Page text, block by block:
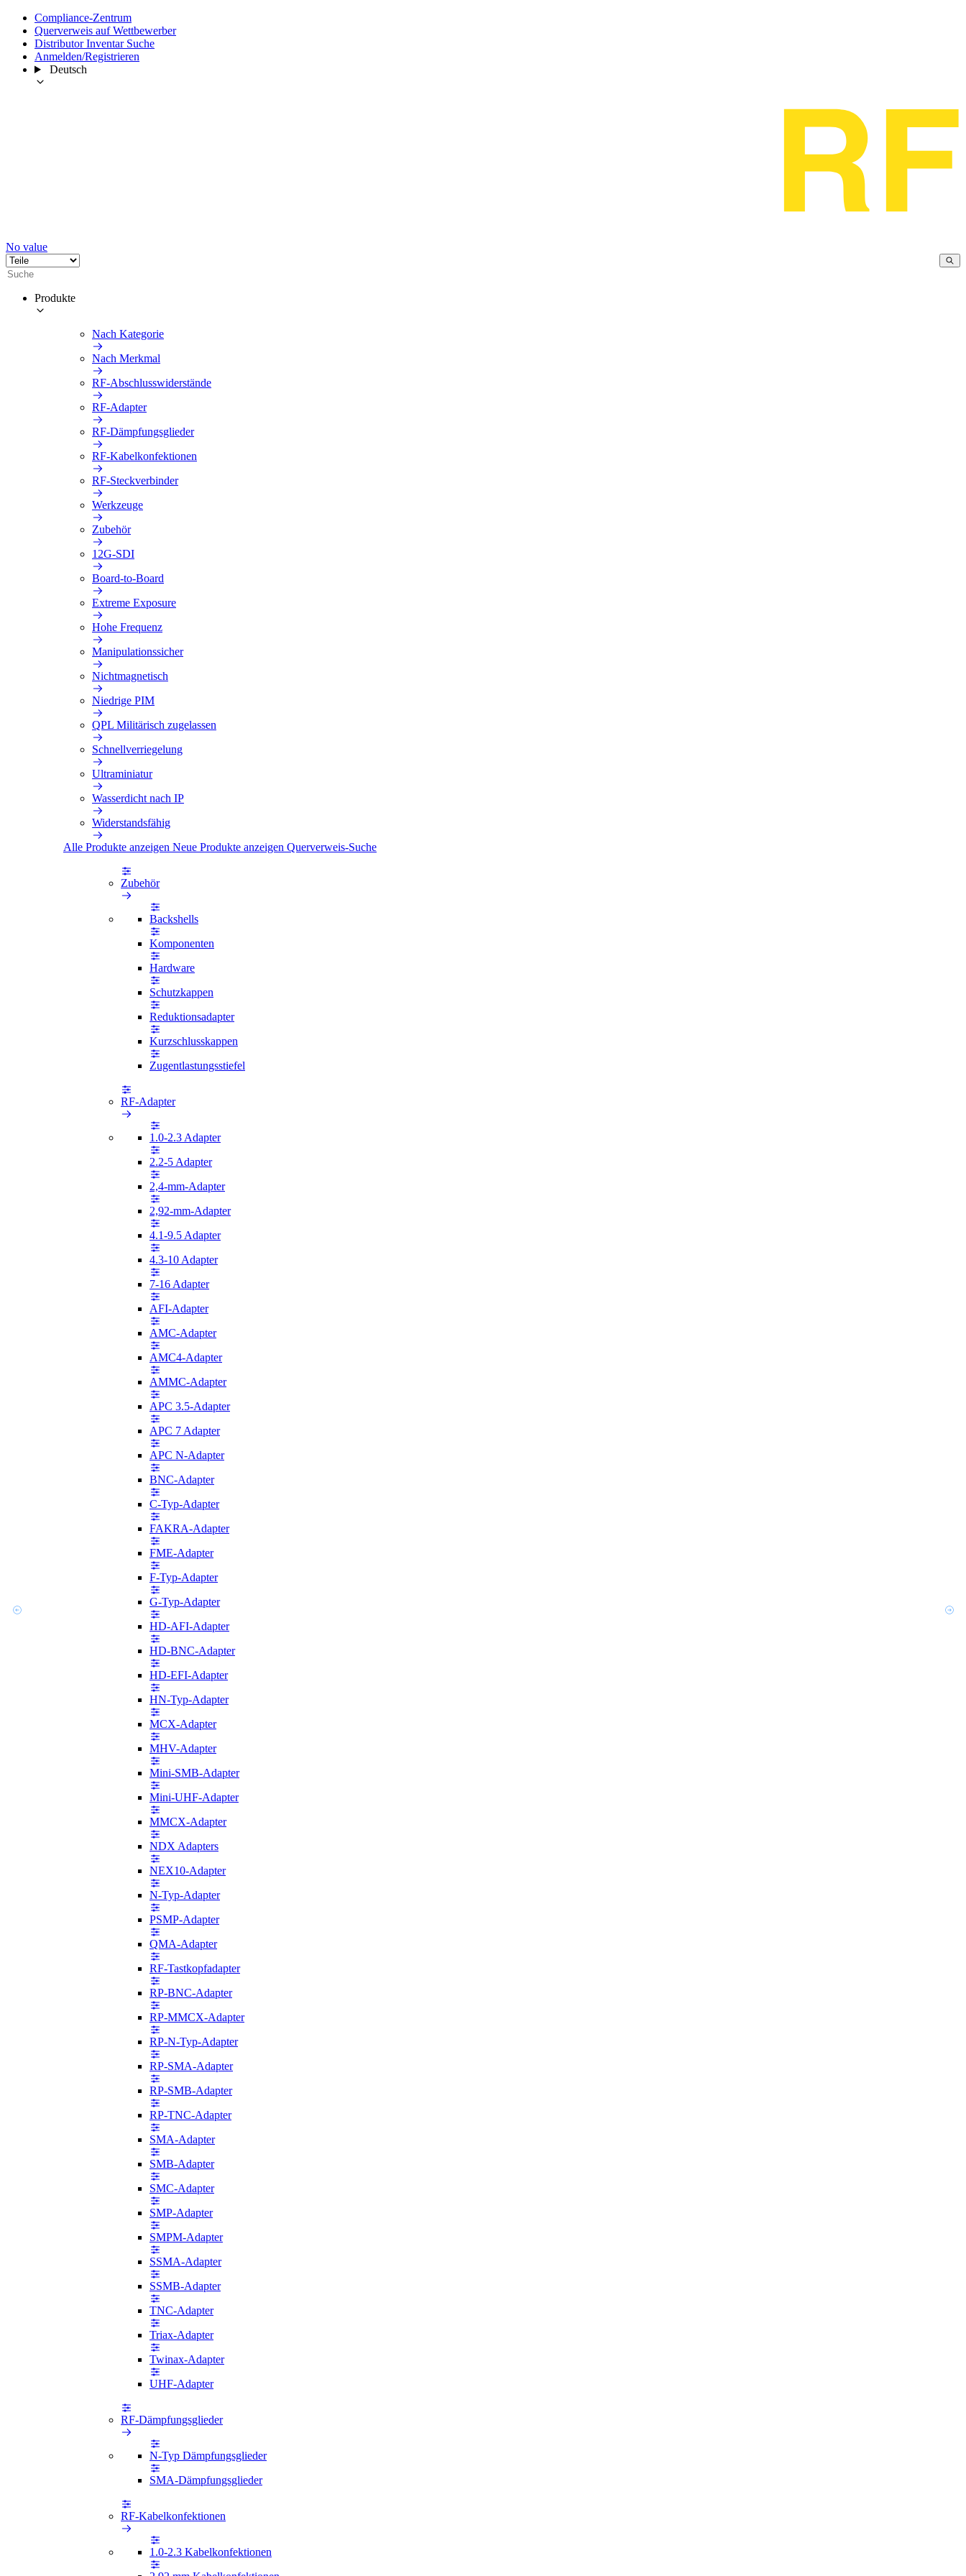
Compliance-Zentrum
Querverweis auf Wettbewerber
Distributor Inventar Suche
Anmelden/Registrieren
Deutsch
No value
Produkte
Nach Kategorie
Nach Merkmal
RF-Abschlusswiderstände
RF-Adapter
RF-Dämpfungsglieder
RF-Kabelkonfektionen
RF-Steckverbinder
Werkzeuge
Zubehör
12G-SDI
Board-to-Board
Extreme Exposure
Hohe Frequenz
Manipulationssicher
Nichtmagnetisch
Niedrige PIM
QPL Militärisch zugelassen
Schnellverriegelung
Ultraminiatur
Wasserdicht nach IP
Widerstandsfähig
Alle Produkte anzeigen Neue Produkte anzeigen Querverweis-Suche
Zubehör
Backshells
Komponenten
Hardware
Schutzkappen
Reduktionsadapter
Kurzschlusskappen
Zugentlastungsstiefel
RF-Adapter
1.0-2.3 Adapter
2.2-5 Adapter
2,4-mm-Adapter
2,92-mm-Adapter
4.1-9.5 Adapter
4.3-10 Adapter
7-16 Adapter
AFI-Adapter
AMC-Adapter
AMC4-Adapter
AMMC-Adapter
APC 3.5-Adapter
APC 7 Adapter
APC N-Adapter
BNC-Adapter
C-Typ-Adapter
FAKRA-Adapter
FME-Adapter
F-Typ-Adapter
G-Typ-Adapter
HD-AFI-Adapter
HD-BNC-Adapter
HD-EFI-Adapter
HN-Typ-Adapter
MCX-Adapter
MHV-Adapter
Mini-SMB-Adapter
Mini-UHF-Adapter
MMCX-Adapter
NDX Adapters
NEX10-Adapter
N-Typ-Adapter
PSMP-Adapter
QMA-Adapter
RF-Tastkopfadapter
RP-BNC-Adapter
RP-MMCX-Adapter
RP-N-Typ-Adapter
RP-SMA-Adapter
RP-SMB-Adapter
RP-TNC-Adapter
SMA-Adapter
SMB-Adapter
SMC-Adapter
SMP-Adapter
SMPM-Adapter
SSMA-Adapter
SSMB-Adapter
TNC-Adapter
Triax-Adapter
Twinax-Adapter
UHF-Adapter
RF-Dämpfungsglieder
N-Typ Dämpfungsglieder
SMA-Dämpfungsglieder
RF-Kabelkonfektionen
1.0-2.3 Kabelkonfektionen